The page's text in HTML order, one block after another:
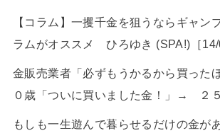
【コラム】一攫千金を狙うならギャン
ラムがオススメ ひろゆき (SPA!)［14/
金販売業者「必ずもうかるから買った
０歳「ついに買いました金！」→ ２
もしも一生遊んで暮らせるだけの金が